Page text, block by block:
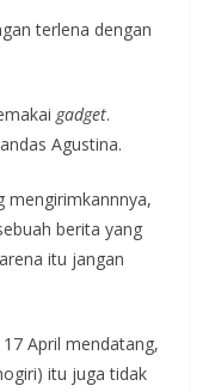
terlena dengan
gadget.
Agustina.
mengirimkannnya,
berita yang
itu jangan
April mendatang,
itu juga tidak